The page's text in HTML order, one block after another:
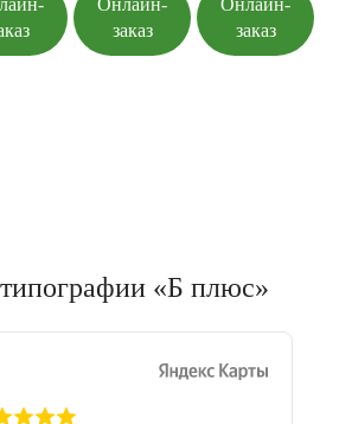
Онлайн-
заказ
Онлайн-
заказ
«Б плюс»